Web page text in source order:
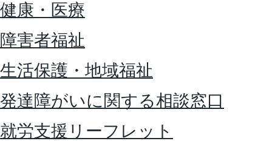
健康・医療
障害者福祉
生活保護・地域福祉
発達障がいに関する相談窓口
就労支援リーフレット